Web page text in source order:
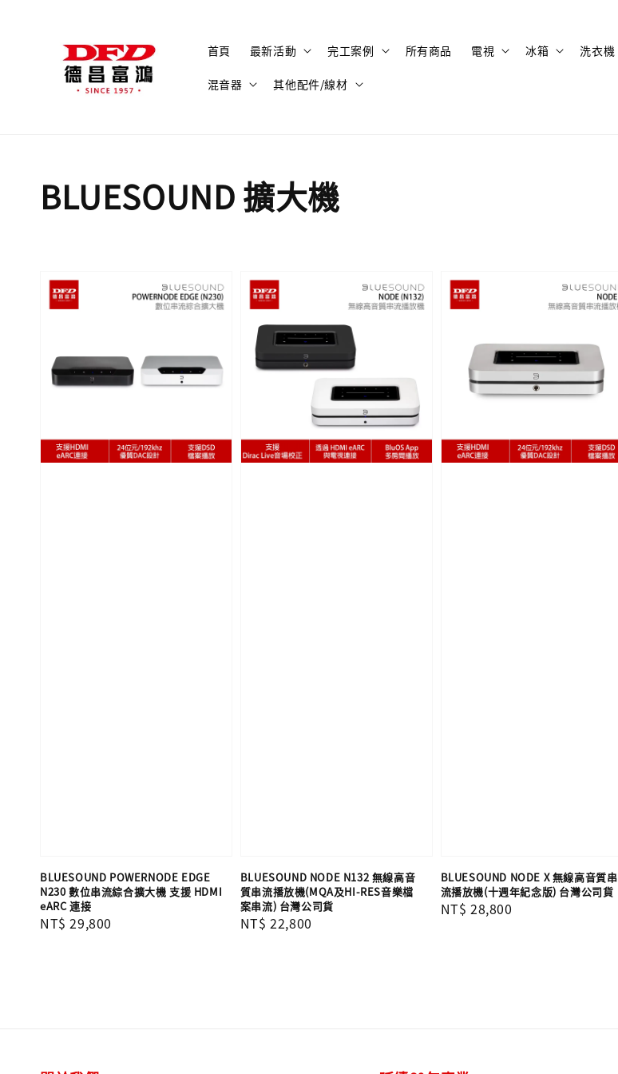
首頁 最新活動 完工案例 所有商品 電視 冰箱 洗衣機
混音器 其他配件/線材
BLUESOUND 擴大機
BLUESOUND POWERNODE EDGE
N230 數位串流綜合擴大機 支援 HDMI
eARC 連接
Regular
NT$ 29,800
BLUESOUND NODE N132 無線高音
質串流播放機(MQA及HI-RES音樂檔
案串流) 台灣公司貨
Regular
NT$ 22,800
BLUESOUND NODE X 無線高音質串
流播放機(十週年紀念版) 台灣公司貨
Regular
NT$ 28,800